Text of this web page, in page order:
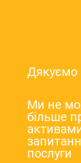
Дякуємо
Ми не
більше
послуги